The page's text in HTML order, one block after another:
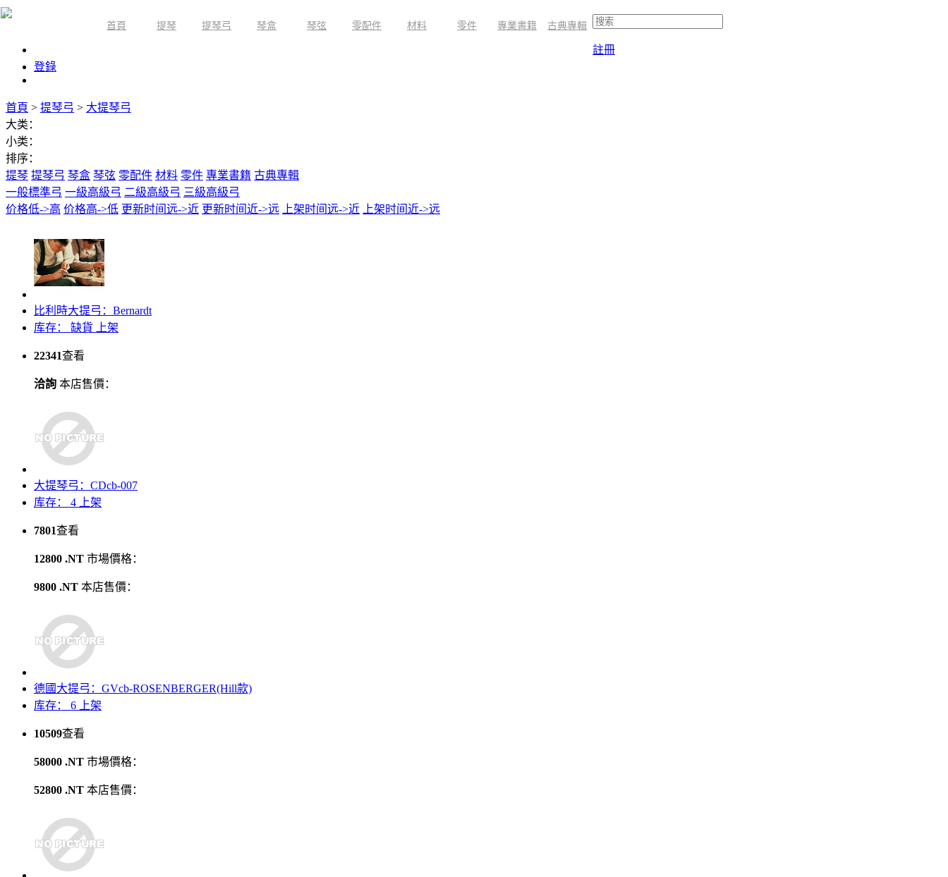
首頁 提琴 提琴弓 琴盒 琴弦 零配件 材料 零件 專業書籍 古典專輯
註冊
登錄
首頁 > 提琴弓 > 大提琴弓
大类：
小类：
排序：
提琴 提琴弓 琴盒 琴弦 零配件 材料 零件 專業書籍 古典專輯
一般標準弓 一級高級弓 二級高級弓 三級高級弓
价格低->高 价格高->低 更新时间远->近 更新时间近->远 上架时间远->近 上架时间近->远
比利時大提弓：Bernardt
库存： 缺貨 上架
22341查看
洽詢 本店售價：
大提琴弓：CDcb-007
库存： 4
上架
7801查看
12800 .NT 市場價格：
9800 .NT 本店售價：
德國大提弓：GVcb-ROSENBERGER(Hill款)
库存： 6
上架
10509查看
58000 .NT 市場價格：
52800 .NT 本店售價：